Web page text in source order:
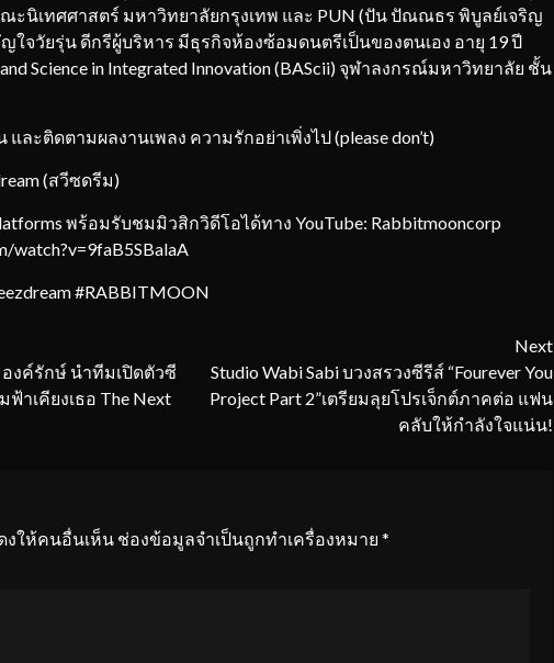
ะนิเทศศาสตร์ มหาวิทยาลัยกรุงเทพ และ PUN (ปัน ปัณณธร พิบูลย์เจริญ
ใจวัยรุ่น ดีกรีผู้บริหาร มีธุรกิจห้องซ้อมดนตรีเป็นของตนเอง อายุ 19 ปี
Science in Integrated Innovation (BAScii) จุฬาลงกรณ์มหาวิทยาลัย ชั้น
ะติดตามผลงานเพลง ความรักอย่าเพิ่งไป (please don’t)
(สวีซดรีม)
พร้อมรับชมมิวสิกวิดีโอได้ทาง YouTube: Rabbitmooncorp
watch?v=9faB5SBalaA
#RABBITMOON
องค์รักษ์ นำทีมเปิดตัวซี
าเคียงเธอ The Next
Next
Studio Wabi Sabi บวงสรวงซีรีส์ “Fourever You
Project Part 2”เตรียมลุยโปรเจ็กต์ภาคต่อ แฟน
คลับให้กำลังใจแน่น!
งให้คนอื่นเห็น ช่องข้อมูลจำเป็นถูกทำเครื่องหมาย *